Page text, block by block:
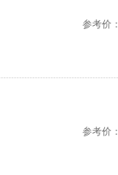
参考价：
参考价：